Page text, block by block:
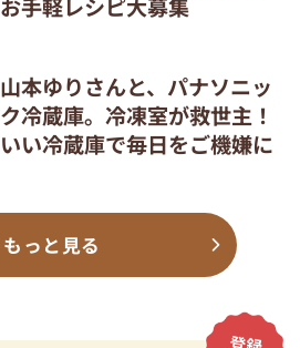
お手軽レシピ大募集
山本ゆりさんと、パナソニッ
ク冷蔵庫。冷凍室が救世主！
いい冷蔵庫で毎日をご機嫌に
もっと見る